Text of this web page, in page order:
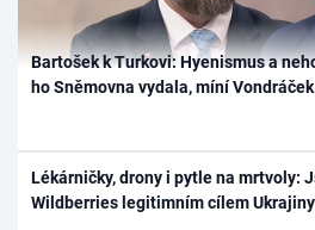
Bartošek k Turkovi: Hyenismus a
ho Sněmovna vydala, míní Vondráček
Lékárničky, drony i pytle na mrtvoly:
Wildberries legitimním cílem